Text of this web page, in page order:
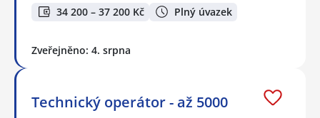
34 200 – 37 200 Kč Plný úvazek
Zveřejněno: 4. srpna
Technický operátor - až 5000